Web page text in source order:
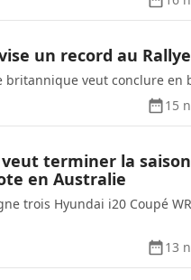
un record au
britannique veut conclure en
15
terminer la
en Australie
trois Hyundai i20 Coupé
13